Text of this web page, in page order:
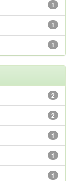
1
1
1
2
2
1
1
1